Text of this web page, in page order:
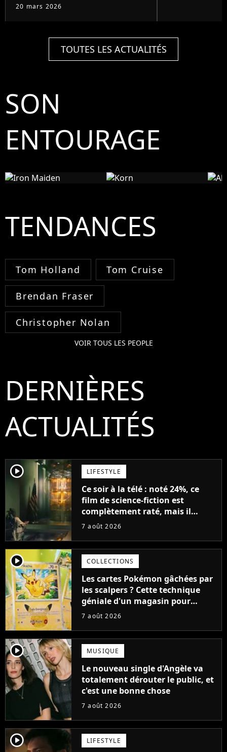
20 mars 2026
TOUTES LES ACTUALITÉS
SON
ENTOURAGE
Iron
TENDANCES
Tom Holland Tom Cruise
Brendan Fraser
Christopher Nolan
VOIR TOUS LES PEOPLE
DERNIÈRES
ACTUALITÉS
player2 LIFESTYLE
Ce soir à la télé : noté 24%, ce
film de science-fiction est
complètement raté, mais il
aurait pu être encore pire à
7 août 2026
player2 COLLECTIONS
Les cartes Pokémon gâchées par
les scalpers ? Cette technique
géniale d'un magasin pour
ruiner les revendeurs
7 août 2026
player2 MUSIQUE
Le nouveau single d'Angèle va
totalement dérouter le public, et
c'est une bonne chose
7 août 2026
player2 LIFESTYLE